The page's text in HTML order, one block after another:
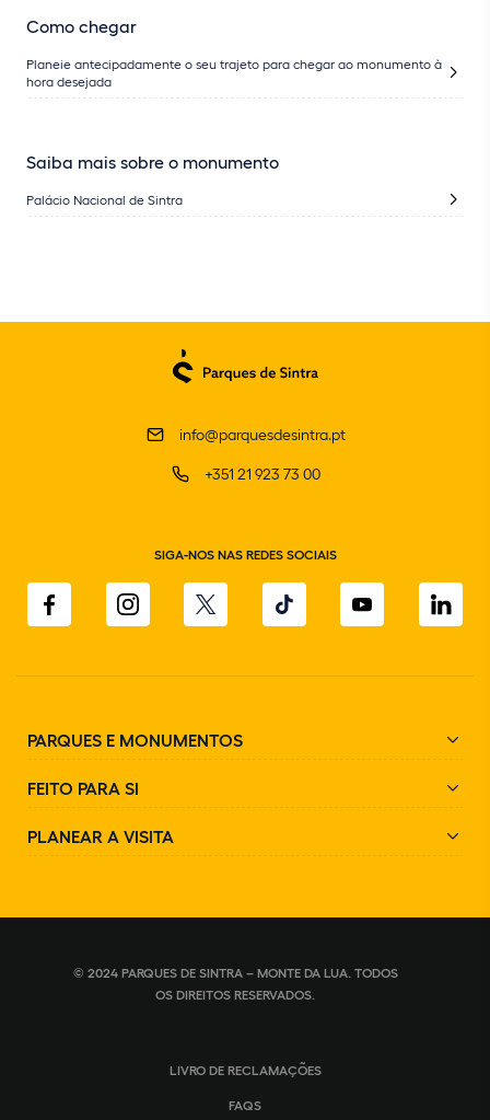
Como chegar
Planeie antecipadamente o seu trajeto para chegar ao monumento à
hora desejada
Saiba mais sobre o monumento
Palácio Nacional de Sintra
info@parquesdesintra.pt
+351 21 923 73 00
SIGA-NOS NAS REDES SOCIAIS
PARQUES E MONUMENTOS
FEITO PARA SI
PLANEAR A VISITA
© 2024 PARQUES DE SINTRA – MONTE DA LUA. TODOS
OS DIREITOS RESERVADOS.
LIVRO DE RECLAMAÇÕES
FAQS